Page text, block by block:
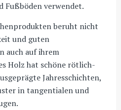
Fußböden verwendet.
beruht nicht
und guten
auch auf ihrem
Holz hat schöne rötlich-
Jahresschichten,
in tangentialen und